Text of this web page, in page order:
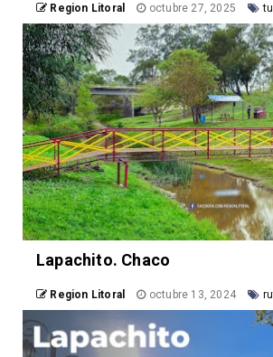
Region Litoral octubre 27, 2025
Lapachito. Chaco
Region Litoral octubre 13, 2024